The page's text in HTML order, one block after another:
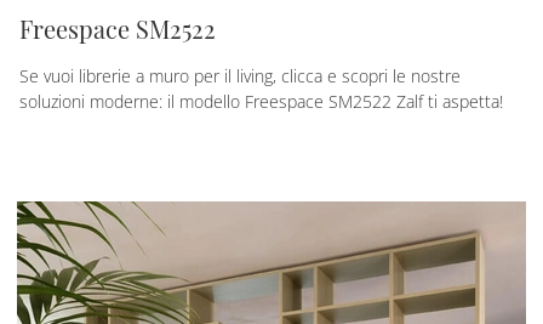
Freespace SM2522
Se vuoi librerie a muro per il living, clicca e scopri le nostre
soluzioni moderne: il modello Freespace SM2522 Zalf ti aspetta!